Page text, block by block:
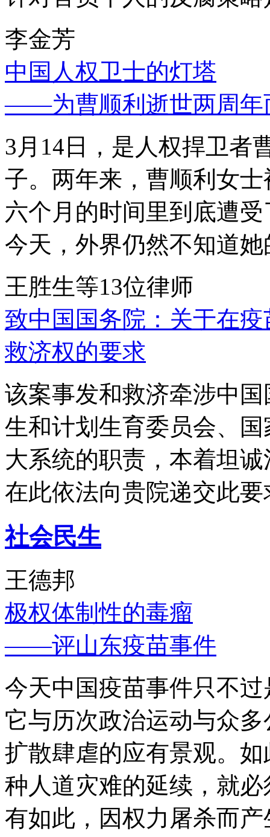
李金芳
中国人权卫士的灯塔
——为曹顺利逝世两周年
3月14日，是人权捍卫者
子。两年来，曹顺利女
六个月的时间里到底遭
今天，外界仍然不知道
王胜生等13位律师
致中国国务院：关于在
救济权的要求
该案事发和救济牵涉中
生和计划生育委员会、
大系统的职责，本着坦
在此依法向贵院递交此要
社会民生
王德邦
极权体制性的毒瘤
——评山东疫苗事件
今天中国疫苗事件只不
它与历次政治运动与众
扩散肆虐的应有景观。
种人道灾难的延续，就
有如此，因权力屠杀而